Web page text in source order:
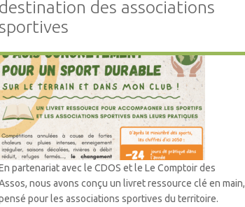
destination des associations
sportives
Accompagnement
partenariat avec le CDOS et le Le Comptoir des
nous avons conçu un livret ressource clé en main,
pour les associations sportives du territoire.